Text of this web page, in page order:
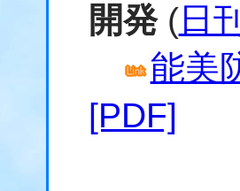
開発(日
能美
[PDF]